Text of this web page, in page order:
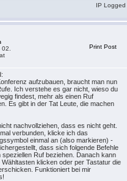
IP Logged
02.
Print Post
aufzubauen, braucht man nun
Ich verstehe es gar nicht, wieso du
findest, mehr als einen Ruf
Es gibt in der Tat Leute, die machen
nachvollziehen, dass es nicht geht.
verbunden, klicke ich das
einmal an (also markieren) -
dass sich folgende Befehle
speziellen Ruf beziehen. Danach kann
Wähltasten klicken oder per Tastatur die
Funktioniert bei mir